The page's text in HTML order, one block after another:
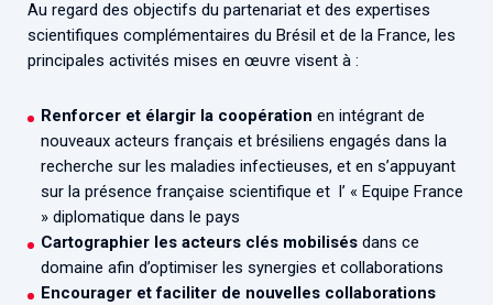
Au regard des objectifs du partenariat et des expertises
scientifiques complémentaires du Brésil et de la France, les
principales activités mises en œuvre visent à :
Renforcer et élargir la coopération en intégrant de
nouveaux acteurs français et brésiliens engagés dans la
recherche sur les maladies infectieuses, et en s’appuyant
sur la présence française scientifique et l’ « Equipe France
» diplomatique dans le pays
Cartographier les acteurs clés mobilisésdans ce
domaine afin d’optimiser les synergies et collaborations
Encourager et faciliter de nouvelles collaborations